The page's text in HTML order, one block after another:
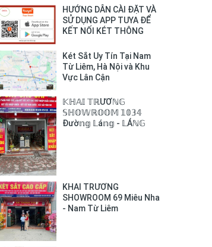
HƯỚNG DẪN CÀI ĐẶT VÀ
SỬ DỤNG APP TUYA ĐỂ
KẾT NỐI KÉT THÔNG
PHONE
Két Sắt Uy Tín Tại Nam
Từ Liêm, Hà Nội và Khu
Vực Lân Cận
𝕂ℍ𝔸𝕀 𝕋ℝƯƠℕ𝔾
𝕊ℍ𝕆𝕎ℝ𝕆𝕆𝕄 𝟙𝟘𝟛𝟜
Đườ𝕟𝕘 𝕃á𝕟𝕘 - 𝕃Áℕ𝔾
KHAI TRƯƠNG
SHOWROOM 69 Miêu Nha
- Nam Từ Liêm